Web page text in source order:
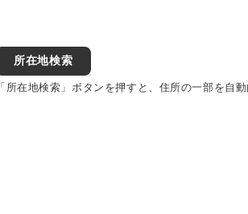
所在地検索
「所在地検索」ボタンを押すと、住所の一部を自動